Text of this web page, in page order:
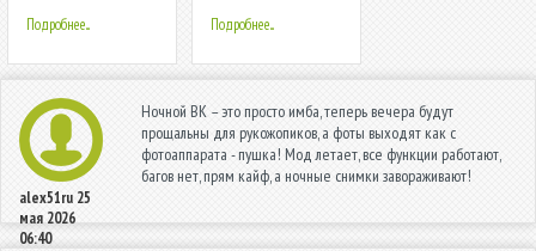
Подробнее... Подробнее...
alex51ru 25
мая 2026
06:40
Ночной ВК – это просто имба, теперь вечера будут
прощальны для рукожопиков, а фоты выходят как с
фотоаппарата - пушка! Мод летает, все функции работают,
багов нет, прям кайф, а ночные снимки завораживают!